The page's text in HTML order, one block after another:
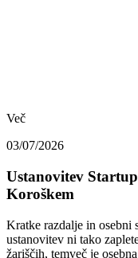
Več
03/07/2026
Ustanovitev
Koroškem
Kratke razdalje in osebni
ustanovitev ni tako
žariščih, temveč je